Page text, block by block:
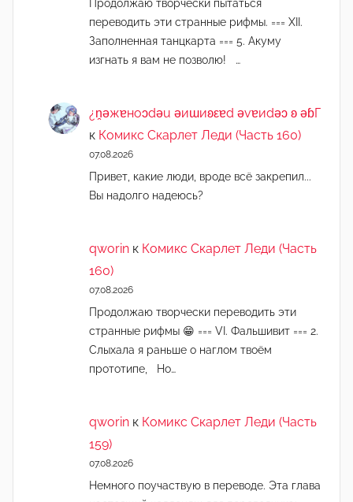
Продолжаю творчески пытаться
переводить эти странные рифмы. === XII.
Заполненная танцкарта === 5. Акуму
изгнать я вам не позволю! …
¿n̯ǝжɐноɔdǝu ǝиɯиʚεɐd ǝvɐиdǝɔ ʚ ǝɓГ
к Комикс Скарлет Леди (Часть 160)
07.08.2026
Привет, какие люди, вроде всё закрепил...
Вы надолго надеюсь?
qworin к Комикс Скарлет Леди (Часть
160)
07.08.2026
Продолжаю творчески переводить эти
странные рифмы 😁 === VI. Фальшивит === 2.
Слыхала я раньше о наглом твоём
прототипе, Но…
qworin к Комикс Скарлет Леди (Часть
159)
07.08.2026
Немного поучаствую в переводе. Эта глава